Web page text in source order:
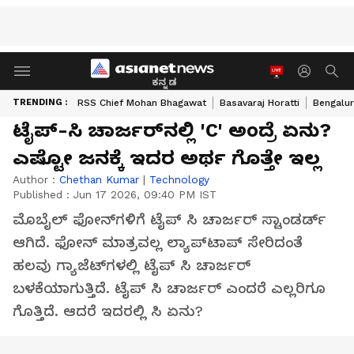
ಕನ್ನಡ
TRENDING : RSS Chief Mohan Bhagawat Basavaraj Horatti
ಟೈಪ್-ಸಿ ಚಾರ್ಜರ್‌ನಲ್ಲಿ 'C' ಅಂದ್ರೆ ಏನು?
ಎಷ್ಟೋ ಜನಕ್ಕೆ ಇದರ ಅರ್ಥ ಗೊತ್ತೇ ಇಲ್ಲ
Author : Chethan Kumar | Technology
Published : Jun 17 2026, 09:40 PM IST
ಮೊಬೈಲ್ ಫೋನ್‌ಗಳಿಗೆ ಟೈಪ್ ಸಿ ಚಾರ್ಜರ್ ಸ್ಟಾಂಡರ್ಡ್
ಆಗಿದೆ. ಫೋನ್ ಮಾತ್ರವಲ್ಲ ಲ್ಯಾಪ್‌ಟಾಪ್ ಸೇರಿದಂತೆ
ಹಲವು ಗ್ಯಾಜೆಟ್‌ಗಳಲ್ಲಿ ಟೈಪ್ ಸಿ ಚಾರ್ಜರ್
ಬಳಕೆಯಾಗುತ್ತಿದೆ. ಟೈಪ್ ಸಿ ಚಾರ್ಜರ್ ಎಂದರೆ ಎಲ್ಲರಿಗೂ
ಗೊತ್ತಿದೆ. ಆದರೆ ಇದರಲ್ಲಿ ಸಿ ಏನು?